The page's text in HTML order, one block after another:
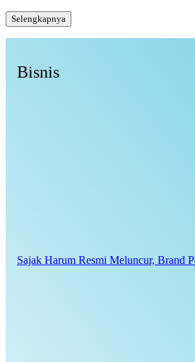
Selengkapnya
Bisnis
Sajak Harum Resmi Meluncur, Brand